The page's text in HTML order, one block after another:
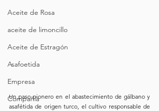
Aceite de Rosa
aceite de limoncillo
Aceite de Estragón
Asafoetida
Empresa
Compañía
Un paso pionero en el abastecimiento de gálbano y
asafétida de origen turco, el cultivo responsable de